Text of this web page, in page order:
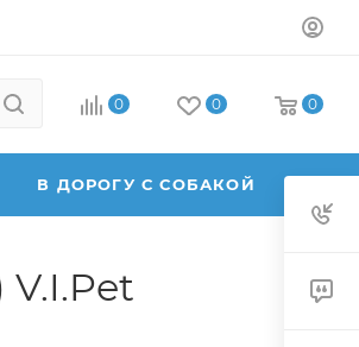
0 0 0
В ДОРОГУ С СОБАКОЙ